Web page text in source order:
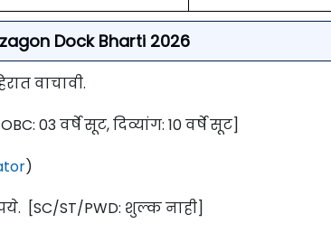
Dock Bharti 2026
वाचावी.
03 वर्षे सूट, दिव्यांग: 10 वर्षे सूट]
)
[SC/ST/PWD: शुल्क नाही]